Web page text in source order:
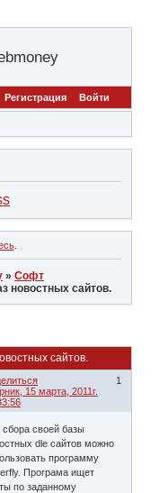
Регистрация Войти
.
»Софт
новостных сайтов.
сайтов.
1
15 марта, 2011г.
сбора своей базы
dle сайтов можно
программу
Програма ищет
по заданному